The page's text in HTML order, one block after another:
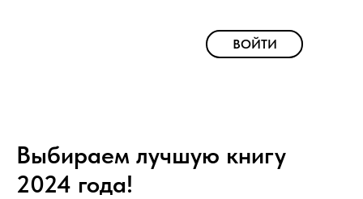
ВОЙТИ
Выбираем лучшую книгу
2024 года!